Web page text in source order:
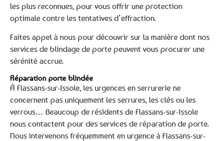
les plus reconnues, pour vous offrir une protection
optimale contre les tentatives d’effraction.
Faites appel à nous pour découvrir sur la manière dont nos
services de blindage de porte peuvent vous procurer une
sérénité accrue.
Réparation porte blindée
À Flassans-sur-Issole, les urgences en serrurerie ne
concernent pas uniquement les serrures, les clés ou les
verrous… Beaucoup de résidents de Flassans-sur-Issole
nous contactent pour des services de réparation de porte.
Nous intervenons fréquemment en urgence à Flassans-sur-